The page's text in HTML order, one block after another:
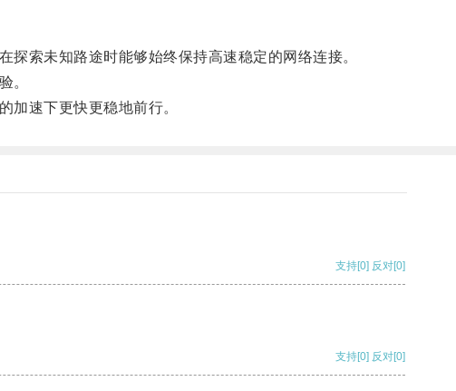
索未知路途时能够始终保持高速稳定的网络连接。
。
速下更快更稳地前行。
支持[0] 反对[0]
支持[0] 反对[0]